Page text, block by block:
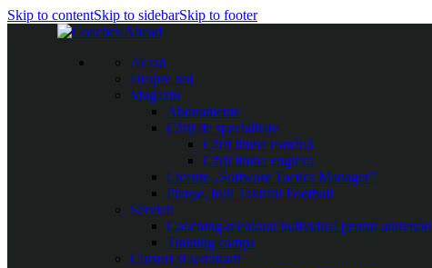
Skip to contentSkip to sidebarSkip to footer
Acasă
Despre noi
Magazin
Abonamente
Cărți de specialitate
Cărți limba română
Cărți limba engleza
Licențe „Software Tactics Manager”
Planșe, folii Taktifol Football
Servicii
Coaching-mentorat individual pentru antrenori
Training camps
Cursuri și seminarii